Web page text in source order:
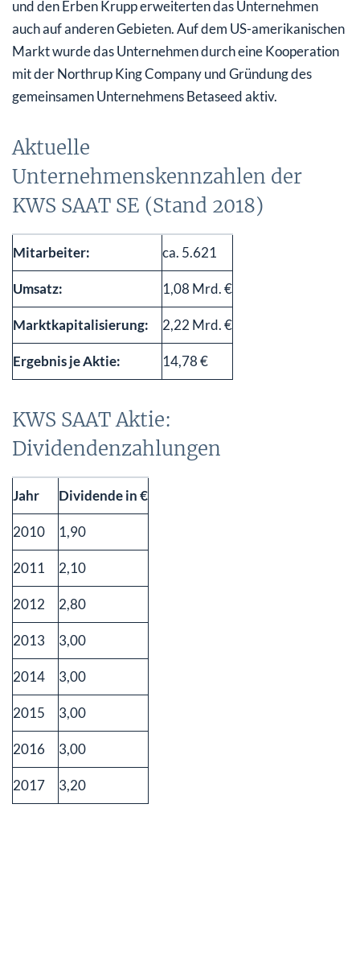
und den Erben Krupp erweiterten das Unternehmen
auch auf anderen Gebieten. Auf dem US-amerikanischen
Markt wurde das Unternehmen durch eine Kooperation
mit der Northrup King Company und Gründung des
gemeinsamen Unternehmens Betaseed aktiv.
Aktuelle
Unternehmenskennzahlen der
KWS SAAT SE (Stand 2018)
Mitarbeiter: ca. 5.621
Umsatz: 1,08 Mrd. €
Marktkapitalisierung: 2,22 Mrd. €
Ergebnis je Aktie: 14,78 €
KWS SAAT Aktie:
Dividendenzahlungen
Jahr Dividende in €
2010 1,90
2011 2,10
2012 2,80
2013 3,00
2014 3,00
2015 3,00
2016 3,00
2017 3,20